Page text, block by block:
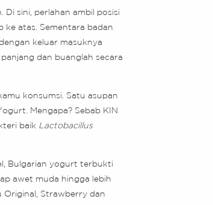
Di sini, perlahan ambil posisi
ke atas. Sementara badan
keluar masuknya
dan buanglah secara
konsumsi. Satu asupan
Mengapa? Sebab KIN
baik Lactobacillus
Bulgarian yogurt terbukti
awet muda hingga lebih
Original, Strawberry dan